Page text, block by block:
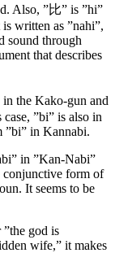
Also, ”比” is ”hi”
written as ”nahi”,
sound through
that describes
the Kako-gun and
”bi” is also in
”bi” in Kannabi.
in ”Kan-Nabi”
conjunctive form of
It seems to be
god is
wife,” it makes